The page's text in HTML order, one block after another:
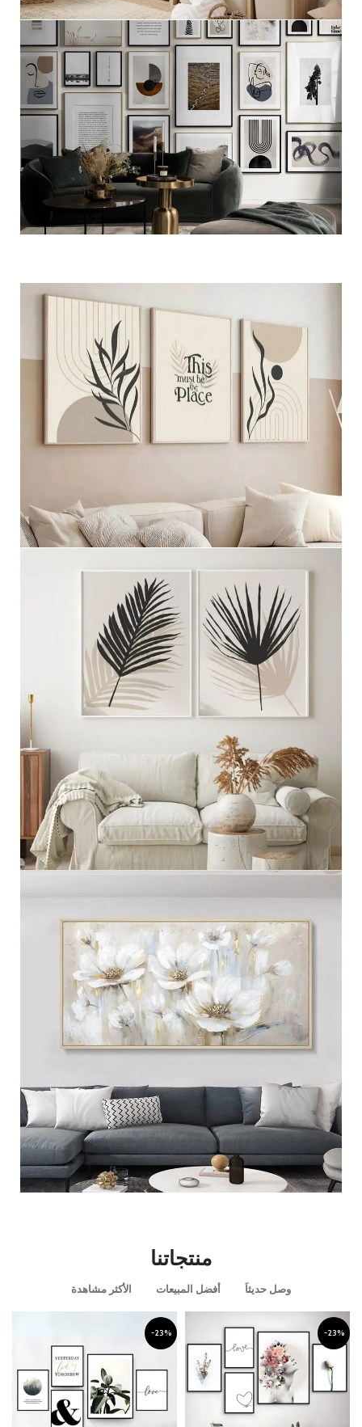
مجموعات اطفال
عرض المزيد
مجموعه ثلاثيه
عرض المزيد
عرض المزيد
منتجاتنا
وصل حديثاَ أفضل المبيعات الأكثر مشاهدة
-23%
-23%